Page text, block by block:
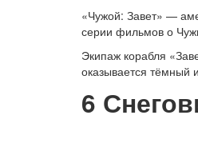
«Чужой: Завет» —
серии фильмов о
Экипаж корабля
оказывается
6